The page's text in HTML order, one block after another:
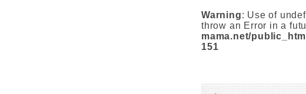
Warning: Use of
throw an Error in a
mama.net/
151